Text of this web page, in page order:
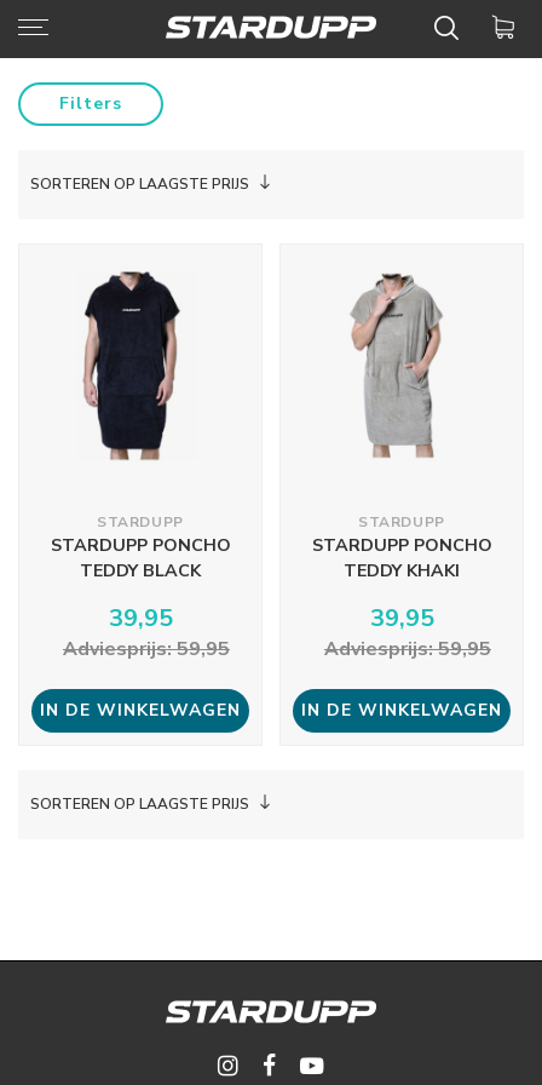
Filters
SORTEREN OP LAAGSTE PRIJS
STARDUPP
STARDUPP PONCHO
TEDDY BLACK
39,95
Adviesprijs: 59,95
IN DE WINKELWAGEN
STARDUPP
STARDUPP PONCHO
TEDDY KHAKI
39,95
Adviesprijs: 59,95
IN DE WINKELWAGEN
SORTEREN OP LAAGSTE PRIJS